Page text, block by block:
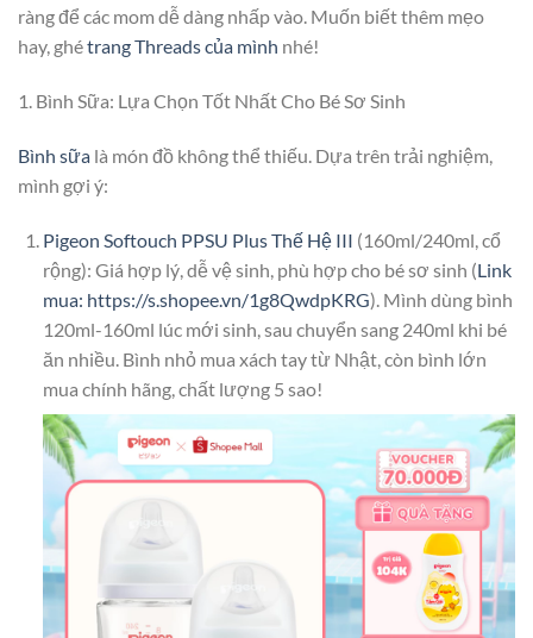
ràng để các mom dễ dàng nhấp vào. Muốn biết thêm mẹo
hay, ghétrang Threads của mình nhé!
1. Bình Sữa: Lựa Chọn Tốt Nhất Cho Bé Sơ Sinh
Bình sữa là món đồ không thể thiếu. Dựa trên trải nghiệm,
mình gợi ý:
Pigeon Softouch PPSU Plus Thế Hệ III (160ml/240ml, cổ
rộng): Giá hợp lý, dễ vệ sinh, phù hợp cho bé sơ sinh (Link
mua: https://s.shopee.vn/1g8QwdpKRG). Mình dùng bình
120ml-160ml lúc mới sinh, sau chuyển sang 240ml khi bé
ăn nhiều. Bình nhỏ mua xách tay từ Nhật, còn bình lớn
mua chính hãng, chất lượng 5 sao!